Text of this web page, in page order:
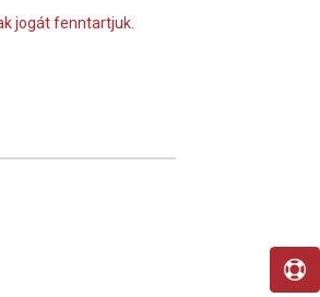
jogát fenntartjuk.